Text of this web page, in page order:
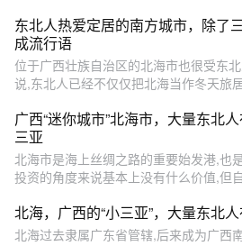
东北人热爱定居的南方城市，除了
成流行语
位于广西壮族自治区的北海市也很受东
说,东北人已经不仅仅把北海当作冬天旅
广西“迷你城市”北海市，大量东北
三亚
北海市是海上丝绸之路的重要始发港,也
投资的角度来说基本上没有什么价值,但
北海，广西的“小三亚”，大量东北
北海过去隶属广东省管辖,后来成为广西